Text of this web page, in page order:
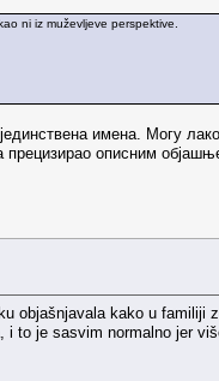
ni iz muževljeve perspektive.
имена. Могу
описним
objašnjavala kako u
to je sasvim normalno jer